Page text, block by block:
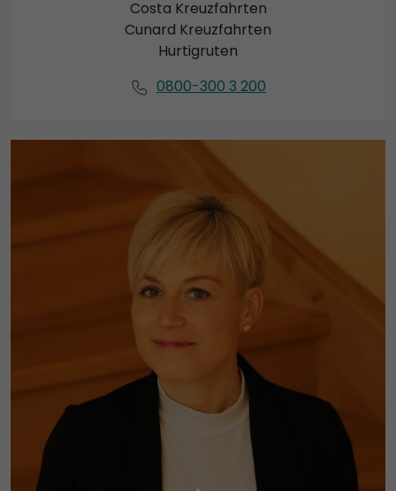
Costa Kreuzfahrten
Cunard Kreuzfahrten
Hurtigruten
0800-300 3 200